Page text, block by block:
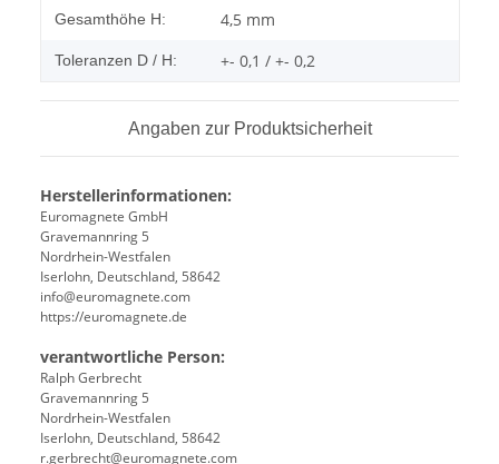
Gesamthöhe H: 4,5 mm
Toleranzen D / H: +- 0,1 / +- 0,2
Angaben zur Produktsicherheit
Herstellerinformationen:
Euromagnete GmbH
Gravemannring 5
Nordrhein-Westfalen
Iserlohn, Deutschland, 58642
info@euromagnete.com
https://euromagnete.de
verantwortliche Person:
Ralph Gerbrecht
Gravemannring 5
Nordrhein-Westfalen
Iserlohn, Deutschland, 58642
r.gerbrecht@euromagnete.com